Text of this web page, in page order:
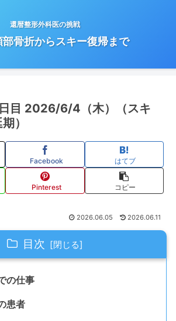
還暦整形外科医の挑戦
部骨折からスキー復帰まで
目 2026/6/4（木）（スキ
）
Facebook はてブ
Pinterest コピー
2026.06.05 2026.06.11
目次
の仕事
患者